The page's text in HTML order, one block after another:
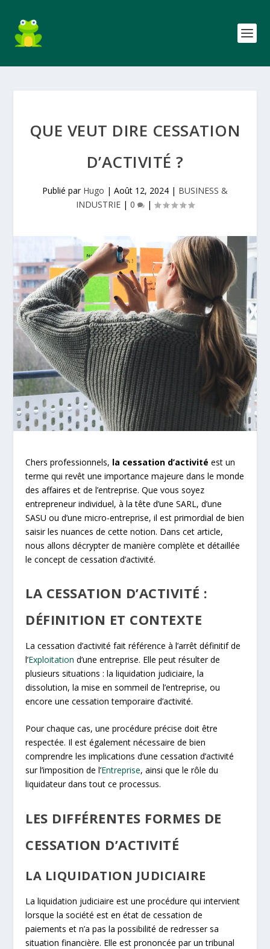
QUE VEUT DIRE CESSATION
D’ACTIVITÉ ?
Publié par Hugo | Août 12, 2024 | BUSINESS &
INDUSTRIE | 0 |
Chers professionnels, la cessation d’activité est un
terme qui revêt une importance majeure dans le monde
des affaires et de l’entreprise. Que vous soyez
entrepreneur individuel, à la tête d’une SARL, d’une
SASU ou d’une micro-entreprise, il est primordial de bien
saisir les nuances de cette notion. Dans cet article,
nous allons décrypter de manière complète et détaillée
le concept de cessation d’activité.
LA CESSATION D’ACTIVITÉ :
DÉFINITION ET CONTEXTE
La cessation d’activité fait référence à l’arrêt définitif de
l’Exploitation d’une entreprise. Elle peut résulter de
plusieurs situations : la liquidation judiciaire, la
dissolution, la mise en sommeil de l’entreprise, ou
encore une cessation temporaire d’activité.
Pour chaque cas, une procédure précise doit être
respectée. Il est également nécessaire de bien
comprendre les implications d’une cessation d’activité
sur l’imposition de l’Entreprise, ainsi que le rôle du
liquidateur dans tout ce processus.
LES DIFFÉRENTES FORMES DE
CESSATION D’ACTIVITÉ
LA LIQUIDATION JUDICIAIRE
La liquidation judiciaire est une procédure qui intervient
lorsque la société est en état de cessation de
paiements et n’a pas la possibilité de redresser sa
situation financière. Elle est prononcée par un tribunal